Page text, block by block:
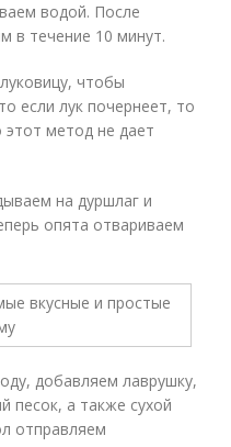
водой. После
в течение 10 минут.
чтобы
если лук почернеет, то
метод не дает
на дуршлаг и
опята отвариваем
добавляем лаврушку,
песок, а также сухой
отправляем